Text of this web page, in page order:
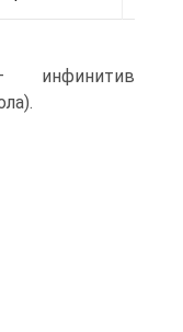
инфинитив